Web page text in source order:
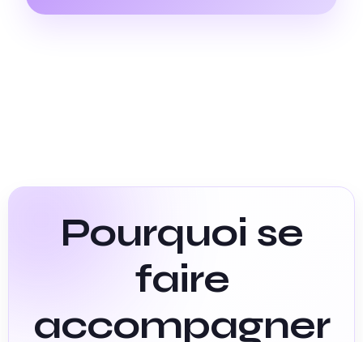
Pourquoi se
faire
accompagner